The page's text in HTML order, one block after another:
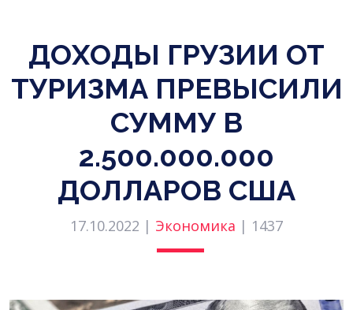
ДОХОДЫ ГРУЗИИ ОТ
ТУРИЗМА ПРЕВЫСИЛИ
СУММУ В
2.500.000.000
ДОЛЛАРОВ США
17.10.2022 | Экономика | 1437